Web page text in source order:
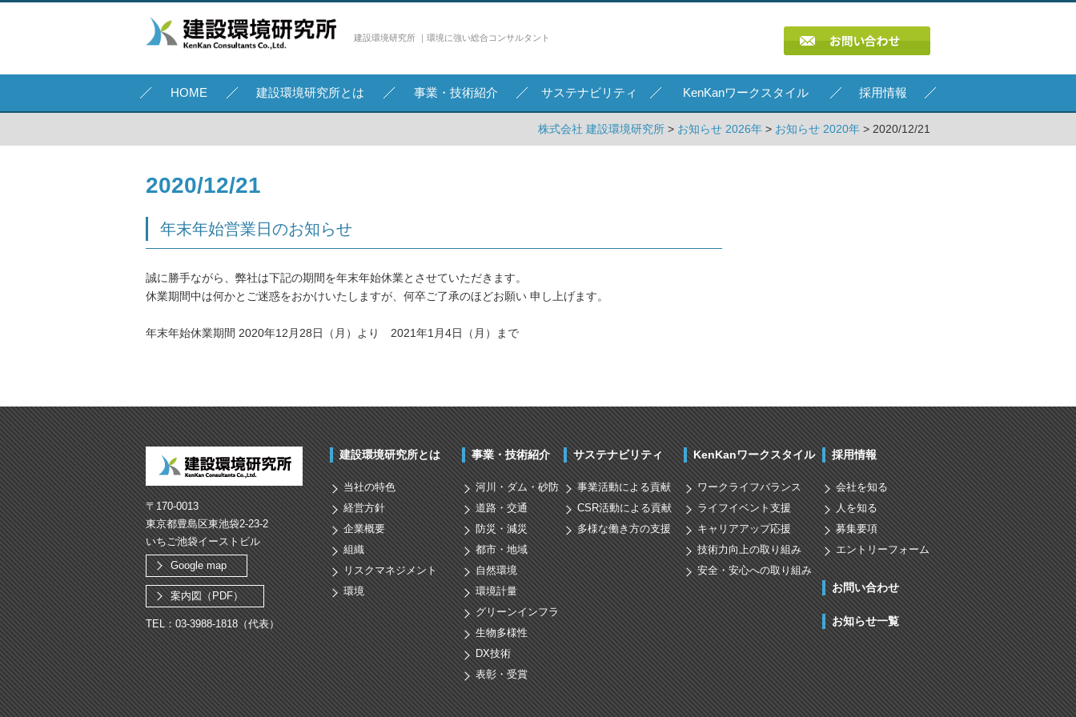
建設環境研究所 ｜環境に強い総合コンサルタント
HOME 建設環境研究所とは 事業・技術紹介 サステナビリティ KenKanワークスタイル 採用情報
株式会社 建設環境研究所 > お知らせ 2026年 > お知らせ 2020年 > 2020/12/21
2020/12/21
年末年始営業日のお知らせ
誠に勝手ながら、弊社は下記の期間を年末年始休業とさせていただきます。
休業期間中は何かとご迷惑をおかけいたしますが、何卒ご了承のほどお願い 申し上げます。
年末年始休業期間 2020年12月28日（月）より 2021年1月4日（月）まで
〒170-0013
東京都豊島区東池袋2-23-2
いちご池袋イーストビル
Google map
案内図（PDF）
TEL：03-3988-1818（代表）
建設環境研究所とは
当社の特色
経営方針
企業概要
組織
リスクマネジメント
環境
事業・技術紹介
河川・ダム・砂防
道路・交通
防災・減災
都市・地域
自然環境
環境計量
グリーンインフラ
生物多様性
DX技術
表彰・受賞
サステナビリティ
事業活動による貢献
CSR活動による貢献
多様な働き方の支援
KenKanワークスタイル
ワークライフバランス
ライフイベント支援
キャリアアップ応援
技術力向上の取り組み
安全・安心への取り組み
採用情報
会社を知る
人を知る
募集要項
エントリーフォーム
お問い合わせ
お知らせ一覧